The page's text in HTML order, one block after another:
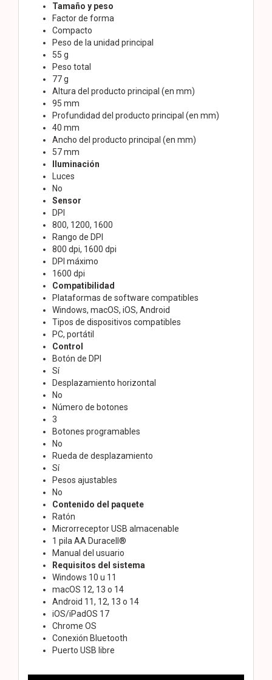
Tamaño y peso
Factor de forma
Compacto
Peso de la unidad principal
55 g
Peso total
77 g
Altura del producto principal (en mm)
95 mm
Profundidad del producto principal (en mm)
40 mm
Ancho del producto principal (en mm)
57 mm
Iluminación
Luces
No
Sensor
DPI
800, 1200, 1600
Rango de DPI
800 dpi, 1600 dpi
DPI máximo
1600 dpi
Compatibilidad
Plataformas de software compatibles
Windows, macOS, iOS, Android
Tipos de dispositivos compatibles
PC, portátil
Control
Botón de DPI
Sí
Desplazamiento horizontal
No
Número de botones
3
Botones programables
No
Rueda de desplazamiento
Sí
Pesos ajustables
No
Contenido del paquete
Ratón
Microrreceptor USB almacenable
1 pila AA Duracell®
Manual del usuario
Requisitos del sistema
Windows 10 u 11
macOS 12, 13 o 14
Android 11, 12, 13 o 14
iOS/iPadOS 17
Chrome OS
Conexión Bluetooth
Puerto USB libre